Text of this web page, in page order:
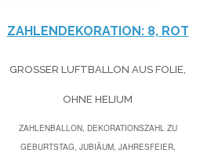
ZAHLENDEKORATION: 8, ROT
GROSSER LUFTBALLON AUS FOLIE, O
HNE HELIUM
ZAHLENBALLON, DEKORATIONSZAHL ZU
GEBURTSTAG, JUBIÄUM, JAHRESFEIER,